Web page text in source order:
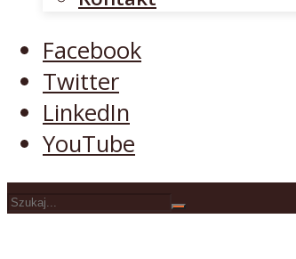
LinkedIn
YouTube
Facebook
Twitter
LinkedIn
YouTube